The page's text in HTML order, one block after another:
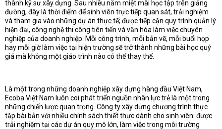
thành kỹ sư xây dựng. Sau nhiều năm miệt mài học tập trên giảng
đường, đây là thời điểm để sinh viên trực tiếp quan sát, trải nghiệm
và tham gia vào những dự án thực tế; được tiếp cận quy trình quản lý
hiện đại, công nghệ thi công tiên tiến và văn hóa làm việc chuyên
nghiệp của doanh nghiệp. Mỗi công trình, mỗi bản vẽ, mỗi buổi họp
hay mỗi giờ làm việc tại hiện trường sẽ trở thành những bài học quý
giá mà không một giáo trình nào có thể thay thế.
Là một trong những doanh nghiệp xây dựng hàng đầu Việt Nam,
Ecoba Việt Nam luôn coi phát triển nguồn nhân lực trẻ là một trong
những chiến lược quan trọng. Công ty xây dựng chương trình thực
tập bài bản với nhiều chính sách thiết thực dành cho sinh viên: được
trải nghiệm tại các dự án quy mô lớn, làm việc trong môi trường